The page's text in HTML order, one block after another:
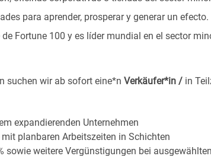
para aprender, prosperar y generar un
Fortune 100 y es líder mundial en el sector
suchen wir ab sofort eine*n Verkäufer*in / in
expandierenden Unternehmen
mit planbaren Arbeitszeiten in Schichten
sowie weitere Vergünstigungen bei